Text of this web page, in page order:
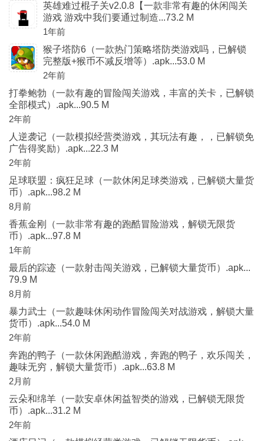
英雄难过棍子关v2.0.8【一款非常有趣的休闲闯关
游戏 游戏中我们要通过制造...73.2 M
1年前
猴子塔防6（一款热门策略塔防类游戏吗，已解锁
完整版+猴币不减反增等）.apk...53.0 M
2年前
打拳鲍勃（一款有趣的冒险闯关游戏，丰富的关卡，已解锁
全部模式）.apk...90.5 M
2年前
人逆袭记（一款模拟经营类游戏，其玩法有趣，，已解锁免
广告得奖励）.apk...22.3 M
2年前
足球联盟：疯狂足球（一款休闲足球类游戏，已解锁大量货
币）.apk...98.2 M
8月前
香蕉金刚（一款非常有趣的跑酷冒险游戏，解锁无限货
币）.apk...97.8 M
1年前
最后的踪迹（一款射击闯关游戏，已解锁大量货币）.apk...
79.9 M
8月前
暴力武士（一款趣味休闲动作冒险闯关对战游戏，解锁大量
货币）.apk...54.0 M
2年前
奔跑的鸭子（一款休闲跑酷游戏，奔跑的鸭子，欢乐闯关，
趣味无穷，解锁大量货币）.apk...63.8 M
2月前
云朵和绵羊（一款安卓休闲益智类的游戏，已解锁无限货
币）.apk...31.2 M
2年前